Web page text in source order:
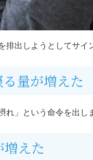
出しようとしてサイ
量が増えた
」という命令を出し
えた